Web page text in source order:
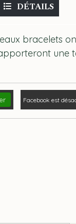
DÉTAILS
bracelets
une
Facebook est